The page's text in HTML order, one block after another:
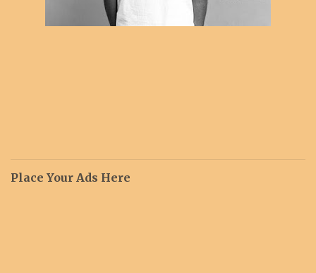
Place Your Ads Here